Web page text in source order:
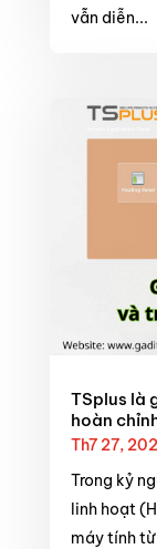
vẫn diễn...
TSplus là
hoàn
Th7 27,
Trong kỷ
linh hoạt
máy tính